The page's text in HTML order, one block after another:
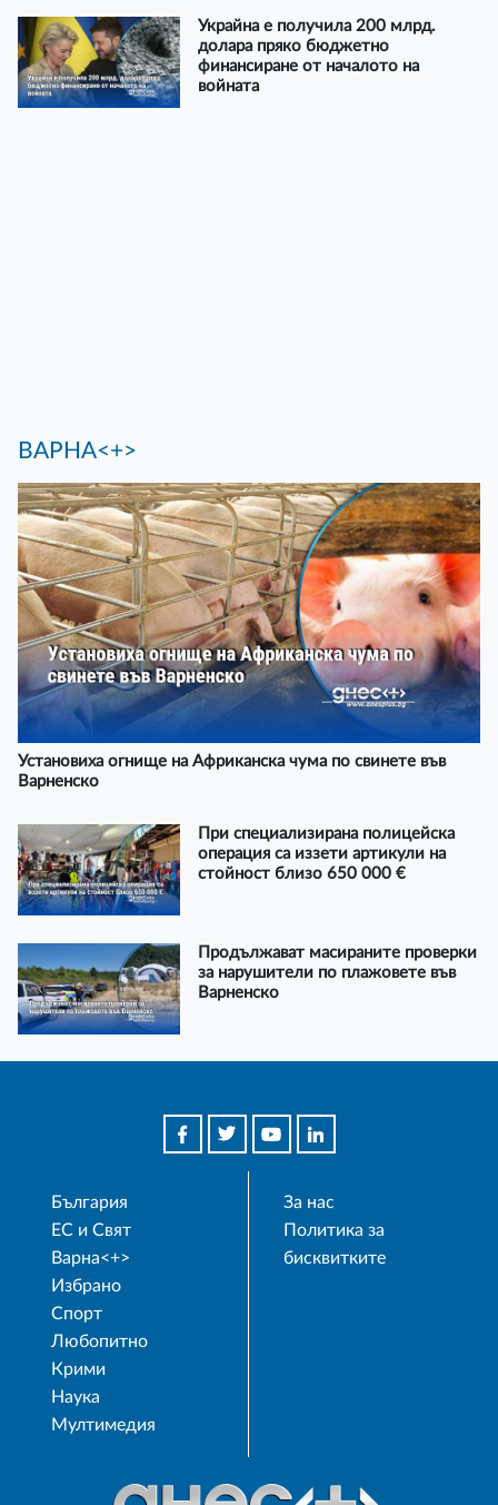
Украйна е получила 200 млрд.
долара пряко бюджетно
финансиране от началото на
войната
ВАРНА<+>
Установиха огнище на Африканска чума по свинете във
Варненско
При специализирана полицейска
операция са иззети артикули на
стойност близо 650 000 €
Продължават масираните проверки
за нарушители по плажовете във
Варненско
България
ЕС и Свят
Варна<+>
Избрано
Спорт
Любопитно
Крими
Наука
Мултимедия
За нас
Политика за
бисквитките